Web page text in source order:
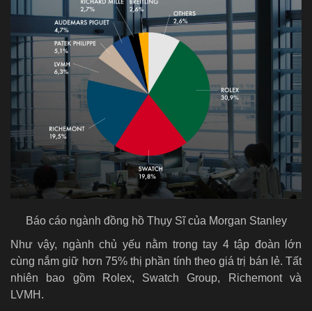
Báo cáo ngành đồng hồ Thụy Sĩ của Morgan Stanley
Như vậy, ngành chủ yếu nằm trong tay 4 tập đoàn lớn
cùng nắm giữ hơn 75% thị phần tính theo giá trị bán lẻ. Tất
nhiên bao gồm Rolex, Swatch Group, Richemont và
LVMH.